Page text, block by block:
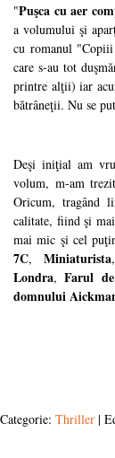
"Puşca cu aer
a volumului şi
cu romanul "Copiii
care s-au tot
printre alţii) iar
bătrâneţii. Nu se
Deşi iniţial am
volum, m-am
Oricum, tragând
calitate, fiind şi
mai mic şi cel
7C, Miniaturista
Londra,Farul
domnului
Categorie: Thriller |